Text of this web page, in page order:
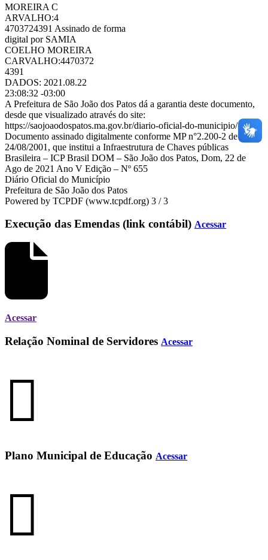
MOREIRA C
ARVALHO:4
4703724391 Assinado de forma
digital por SAMIA
COELHO MOREIRA
CARVALHO:4470372
4391
DADOS: 2021.08.22
23:08:32 -03:00
A Prefeitura de São João dos Patos dá a garantia deste documento,
desde que visualizado através do site:
https://saojoaodospatos.ma.gov.br/diario-oficial-do-municipio/
Documento assinado digitalmente conforme MP n°2.200-2 de
24/08/2001, que institui a Infraestrutura de Chaves públicas
Brasileira – ICP Brasil DOM – São João dos Patos, Dom, 22 de
Ago de 2021 Ano V Edição – Nº 655
Diário Oficial do Município
Prefeitura de São João dos Patos
Powered by TCPDF (www.tcpdf.org) 3 / 3
Execução das Emendas (link contábil) Acessar
Acessar
Relação Nominal de Servidores Acessar
Plano Municipal de Educação Acessar